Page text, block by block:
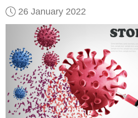
26 January 2022